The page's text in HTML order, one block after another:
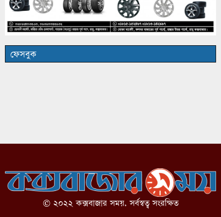
ফেসবুক
© ২০২২ কক্সবাজার সময়, সর্বস্বত্ব সংরক্ষিত